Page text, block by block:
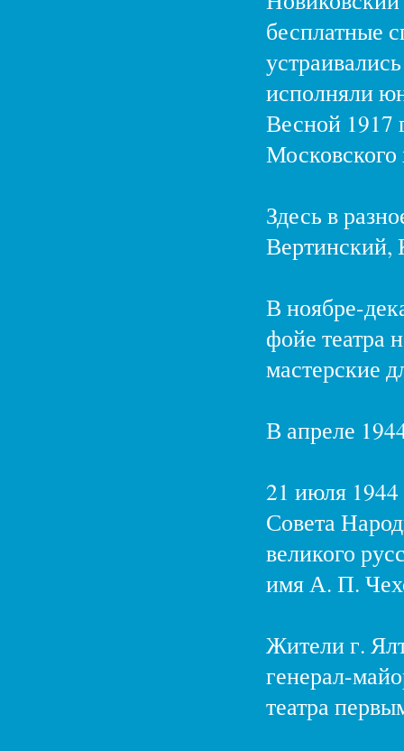
бесплатные
исполняли
Весной 1917
Московского
Здесь в
В ноябре-
фойе театра
мастерские
В апреле
21 июля 1944
Совета
великого
имя А. П.
Жители г.
генерал-
театра